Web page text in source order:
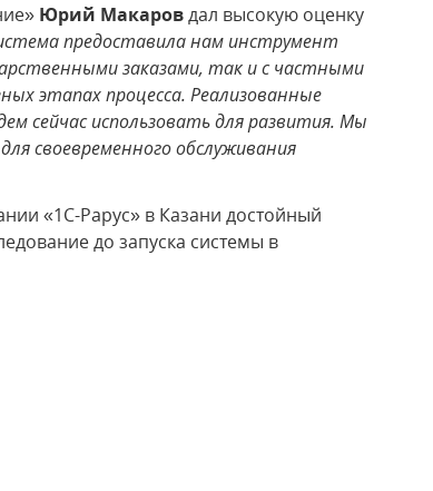
Юрий Макаровдал высокую оценку
предоставила нам инструмент
заказами, так и с частными
этапах процесса. Реализованные
сейчас использовать для развития. Мы
своевременного обслуживания
«1С-Рарус» в Казани достойный
до запуска системы в